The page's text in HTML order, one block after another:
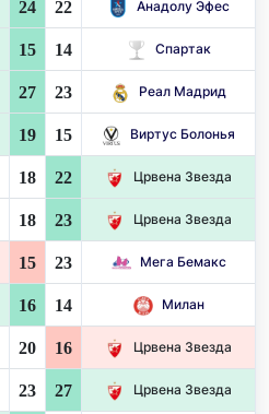
24 22 Анадолу Эфес
15 14 Спартак
27 23 Реал Мадрид
19 15 Виртус Болонья
18 22 Црвена Звезда
18 23 Црвена Звезда
15 23 Мега Бемакс
16 14 Милан
20 16 Црвена Звезда
23 27 Црвена Звезда